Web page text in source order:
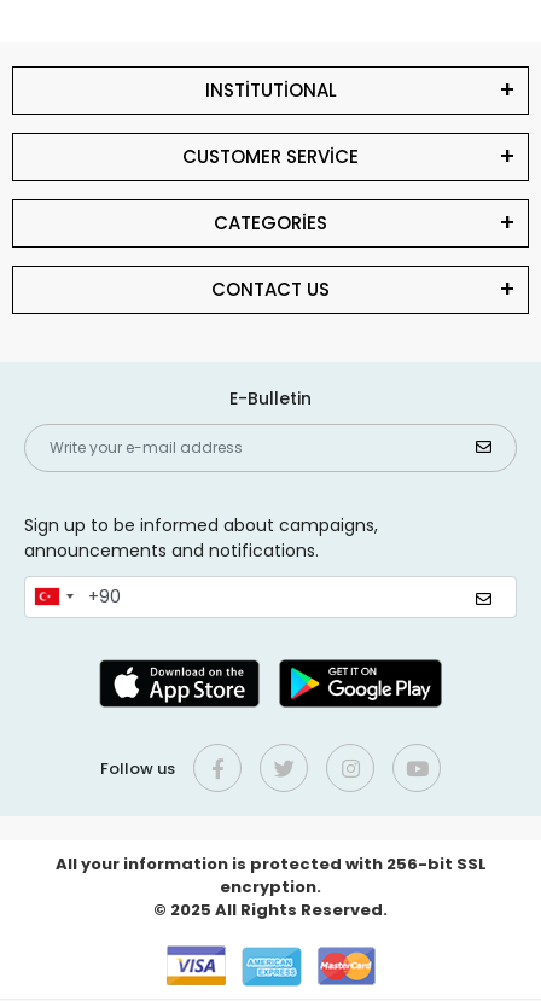
INSTİTUTİONAL
CUSTOMER SERVİCE
CATEGORİES
CONTACT US
E-Bulletin
Sign up to be informed about campaigns,
announcements and notifications.
Follow us
All your information is protected with 256-bit SSL
encryption.
© 2025 All Rights Reserved.